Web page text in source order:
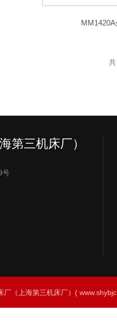
第三机床厂）
号
厂（上海第三机床厂）(